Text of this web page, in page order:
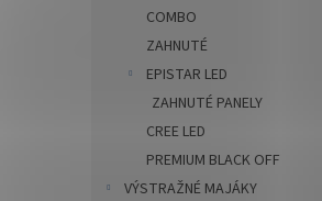
COMBO
ZAHNUTÉ
EPISTAR LED
ZAHNUTÉ PANELY
CREE LED
PREMIUM BLACK OFF
VÝSTRAŽNÉ MAJÁKY